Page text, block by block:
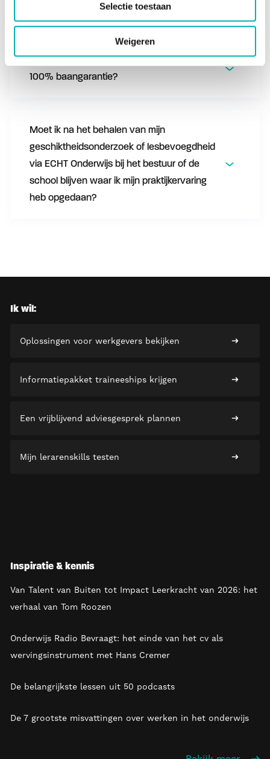
Selectie toestaan
Weigeren
trajecten van ECHT Onderwijs?
Heb ik na de trajecten van ECHT Onderwijs
100% baangarantie?
Moet ik na het behalen van mijn
geschiktheidsonderzoek of lesbevoegdheid
via ECHT Onderwijs bij het bestuur of de
school blijven waar ik mijn praktijkervaring
heb opgedaan?
Ik wil:
Oplossingen voor werkgevers bekijken
Informatiepakket traineeships krijgen
Een vrijblijvend adviesgesprek plannen
Mijn lerarenskills testen
Inspiratie & kennis
Van Talent van Buiten tot Impact Leerkracht van 2026: het
verhaal van Tom Roozen
Onderwijs Radio Bevraagt: het einde van het cv als
wervingsinstrument met Hans Cremer
De belangrijkste lessen uit 50 podcasts
De 7 grootste misvattingen over werken in het onderwijs